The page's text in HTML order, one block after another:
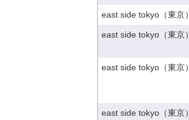
east side tokyo（東京）
east side tokyo（東京）
east side tokyo（東京）
east side tokyo（東京）